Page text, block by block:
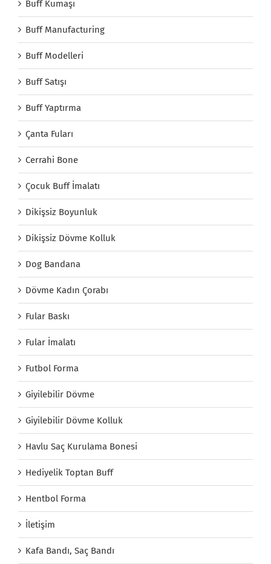
Buff Kumaşı
Buff Manufacturing
Buff Modelleri
Buff Satışı
Buff Yaptırma
Çanta Fuları
Cerrahi Bone
Çocuk Buff İmalatı
Dikişsiz Boyunluk
Dikişsiz Dövme Kolluk
Dog Bandana
Dövme Kadın Çorabı
Fular Baskı
Fular İmalatı
Futbol Forma
Giyilebilir Dövme
Giyilebilir Dövme Kolluk
Havlu Saç Kurulama Bonesi
Hediyelik Toptan Buff
Hentbol Forma
İletişim
Kafa Bandı, Saç Bandı